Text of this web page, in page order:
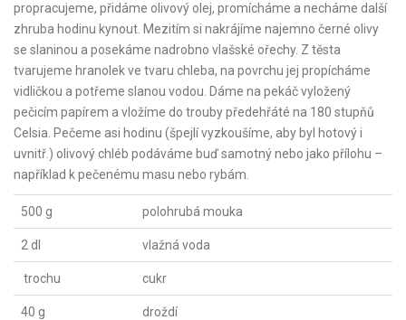
propracujeme, přidáme olivový olej, promícháme a necháme další
zhruba hodinu kynout. Mezitím si nakrájíme najemno černé olivy
se slaninou a posekáme nadrobno vlašské ořechy. Z těsta
tvarujeme hranolek ve tvaru chleba, na povrchu jej propícháme
vidličkou a potřeme slanou vodou. Dáme na pekáč vyložený
pečicím papírem a vložíme do trouby předehřáté na 180 stupňů
Celsia. Pečeme asi hodinu (špejlí vyzkoušíme, aby byl hotový i
uvnitř.) olivový chléb podáváme buď samotný nebo jako přílohu –
například k pečenému masu nebo rybám.
500 g polohrubá mouka
2 dl vlažná voda
trochu cukr
40 g droždí